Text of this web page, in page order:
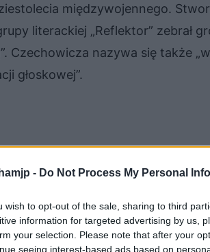
- Do Not Process My Personal
wish to opt-out of the sale, sharing to third
information for targeted advertising by us,
your selection. Please note that after your
seeing interest-based ads based on
międzywojennego.
literackiej „Reflektor” zebrał
Czechowicza nazywa się także
głoskowej”.
głównie z awangardą
to tak zwanego nurtu
i futurystów.
sobą zdań lub ich części bez